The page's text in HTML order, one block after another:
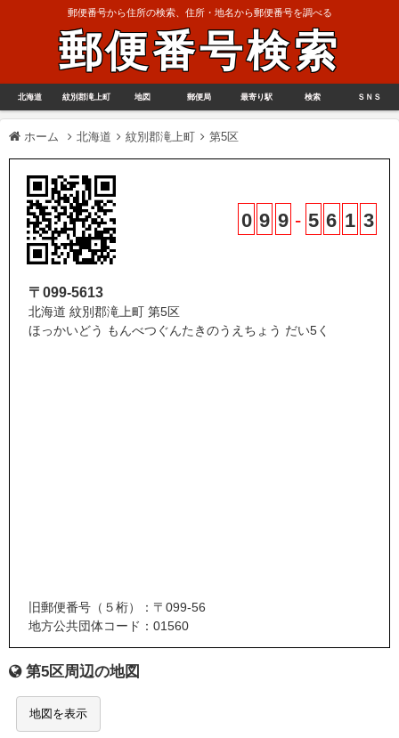
郵便番号から住所の検索、住所・地名から郵便番号を調べる
郵便番号検索
北海道 紋別郡滝上町 地図 郵便局 最寄り駅 検索 ＳＮＳ
ホーム 北海道 紋別郡滝上町 第5区
0 9 9 - 5 6 1 3
〒099-5613
北海道 紋別郡滝上町 第5区
ほっかいどう もんべつぐんたきのうえちょう だい5く
旧郵便番号（５桁）：〒099-56
地方公共団体コード：01560
第5区周辺の地図
地図を表示